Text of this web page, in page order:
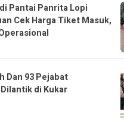
Pantai Panrita Lopi
Cek Harga Tiket Masuk,
Dan 93 Pejabat
di Kukar